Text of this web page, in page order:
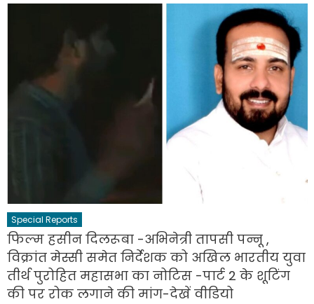
Special Reports
फिल्म हसीन दिलरूबा -अभिनेत्री तापसी पन्नू ,
विक्रांत मेस्सी समेत निर्देशक को अखिल भारतीय युवा
तीर्थ पुरोहित महासभा का नोटिस -पार्ट 2 के शूटिंग
की पर रोक लगाने की मांग-देखें वीडियो